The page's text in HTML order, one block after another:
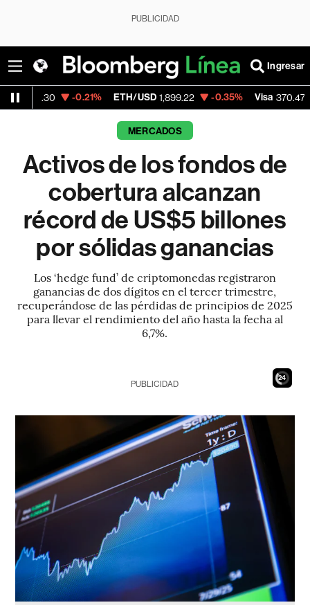
PUBLICIDAD
Ingresar
-0.21% ETH/USD 1,899.22 -0.35% Visa 370.47 +0.52%
MERCADOS
Activos de los fondos de
cobertura alcanzan
récord de US$5 billones
por sólidas ganancias
Los ‘hedge fund’ de criptomonedas registraron
ganancias de dos dígitos en el tercer trimestre,
recuperándose de las pérdidas de principios de 2025
para llevar el rendimiento del año hasta la fecha al
6,7%.
22
PUBLICIDAD